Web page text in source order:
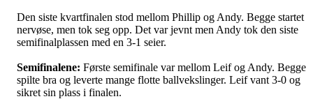
Den siste kvartfinalen stod mellom Phillip og Andy. Begge startet
nervøse, men tok seg opp. Det var jevnt men Andy tok den siste
semifinalplassen med en 3-1 seier.
Semifinalene: Første semifinale var mellom Leif og Andy. Begge
spilte bra og leverte mange flotte ballvekslinger. Leif vant 3-0 og
sikret sin plass i finalen.